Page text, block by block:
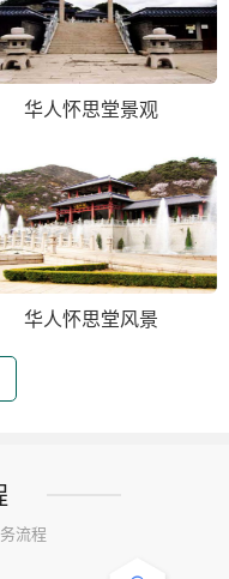
华人怀思堂景观
华人怀思堂风景
流程